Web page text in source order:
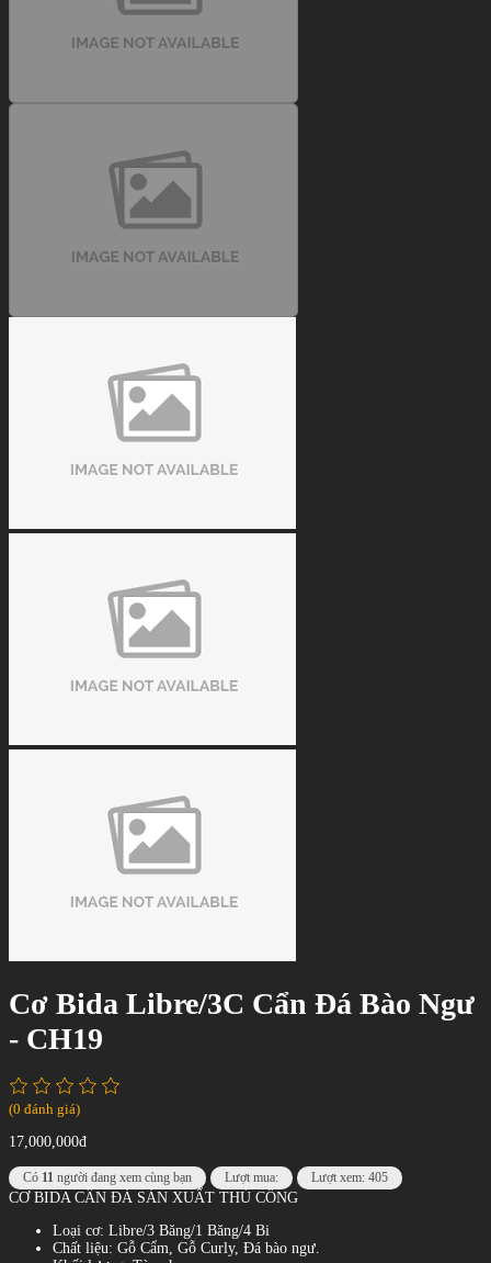
Cơ Bida Libre/3C Cẩn Đá Bào Ngư
- CH19
(0 đánh giá)
17,000,000đ
Có 11 người đang xem cùng bạn Lượt mua: Lượt xem: 405
CƠ BIDA CẨN ĐÁ SẢN XUẤT THỦ CÔNG
Loại cơ: Libre/3 Băng/1 Băng/4 Bi
Chất liệu: Gỗ Cẩm, Gỗ Curly, Đá bào ngư.